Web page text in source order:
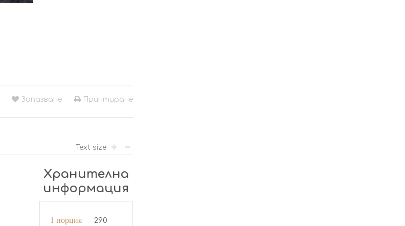
Запазване Принтиране
Text size
Хранителна
информация
1 порция
290